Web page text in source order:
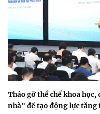
Tháo gỡ thể chế khoa
nhà" để tạo động lực